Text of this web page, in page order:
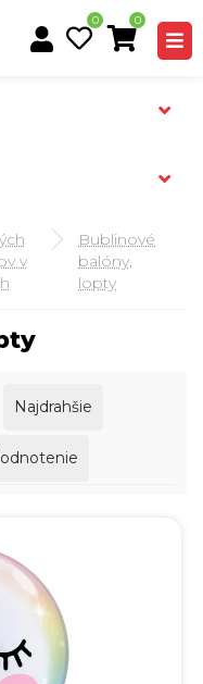
0 0
v
Bublinové
balóny,
lopty
Najdrahšie